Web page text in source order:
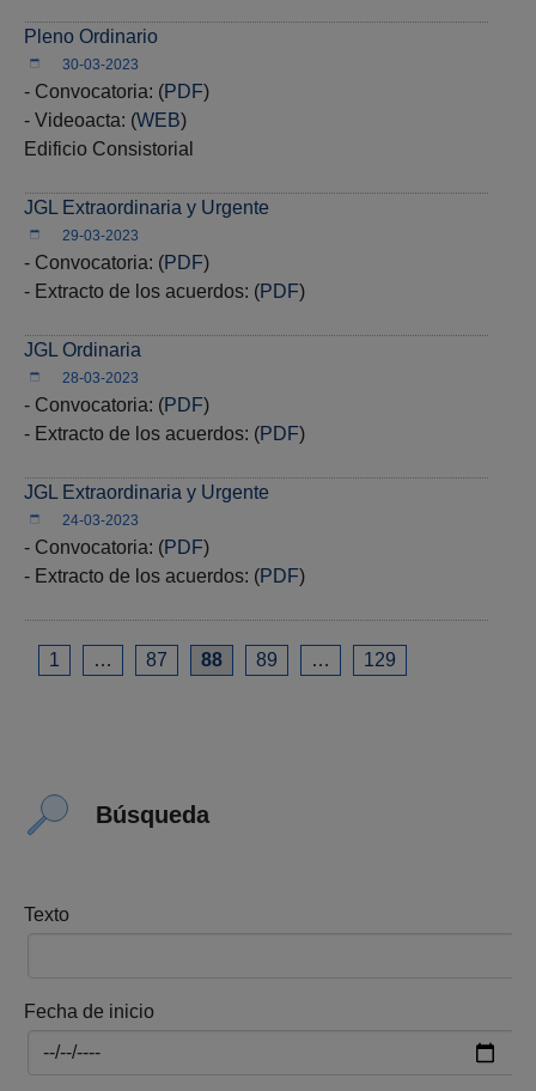
Pleno Ordinario
30-03-2023
- Convocatoria: (PDF)
- Videoacta: (WEB)
Edificio Consistorial
JGL Extraordinaria y Urgente
29-03-2023
- Convocatoria: (PDF)
- Extracto de los acuerdos: (PDF)
JGL Ordinaria
28-03-2023
- Convocatoria: (PDF)
- Extracto de los acuerdos: (PDF​​​​​​​)
JGL Extraordinaria y Urgente
24-03-2023
- Convocatoria: ( PDF)
- Extracto de los acuerdos: ( PDF​​​​​​​)
1 … 87 88 89 … 129
Búsqueda
Texto
Fecha de inicio